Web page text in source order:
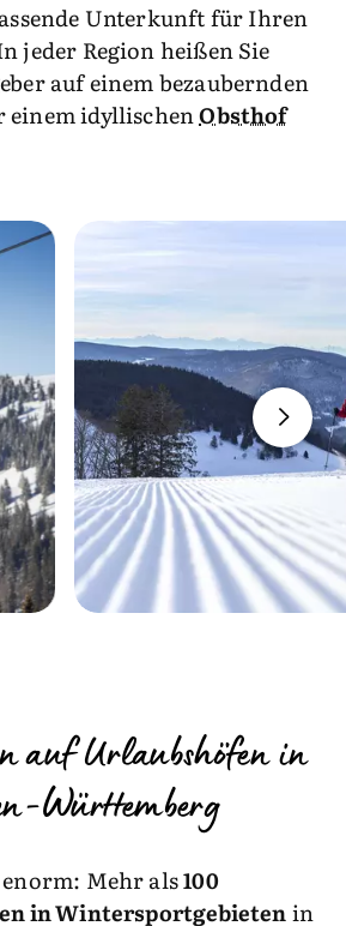
Unterkunft für Ihren
jeder Region heißen Sie
auf einem bezaubernden
einem idyllischenObsthof
auf Urlaubshöfen in
Württemberg
Mehr als100
in Wintersportgebietenin